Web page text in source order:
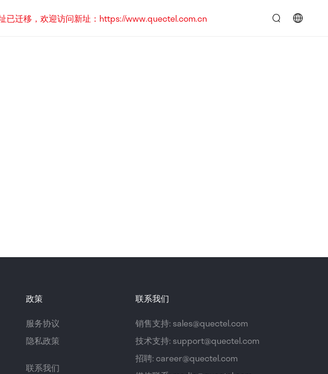
已迁移，欢迎访问新址：https://www.quectel.com.cn
政策
服务协议
隐私政策
联系我们
联系我们
销售支持: sales@quectel.com
技术支持: support@quectel.com
招聘: career@quectel.com